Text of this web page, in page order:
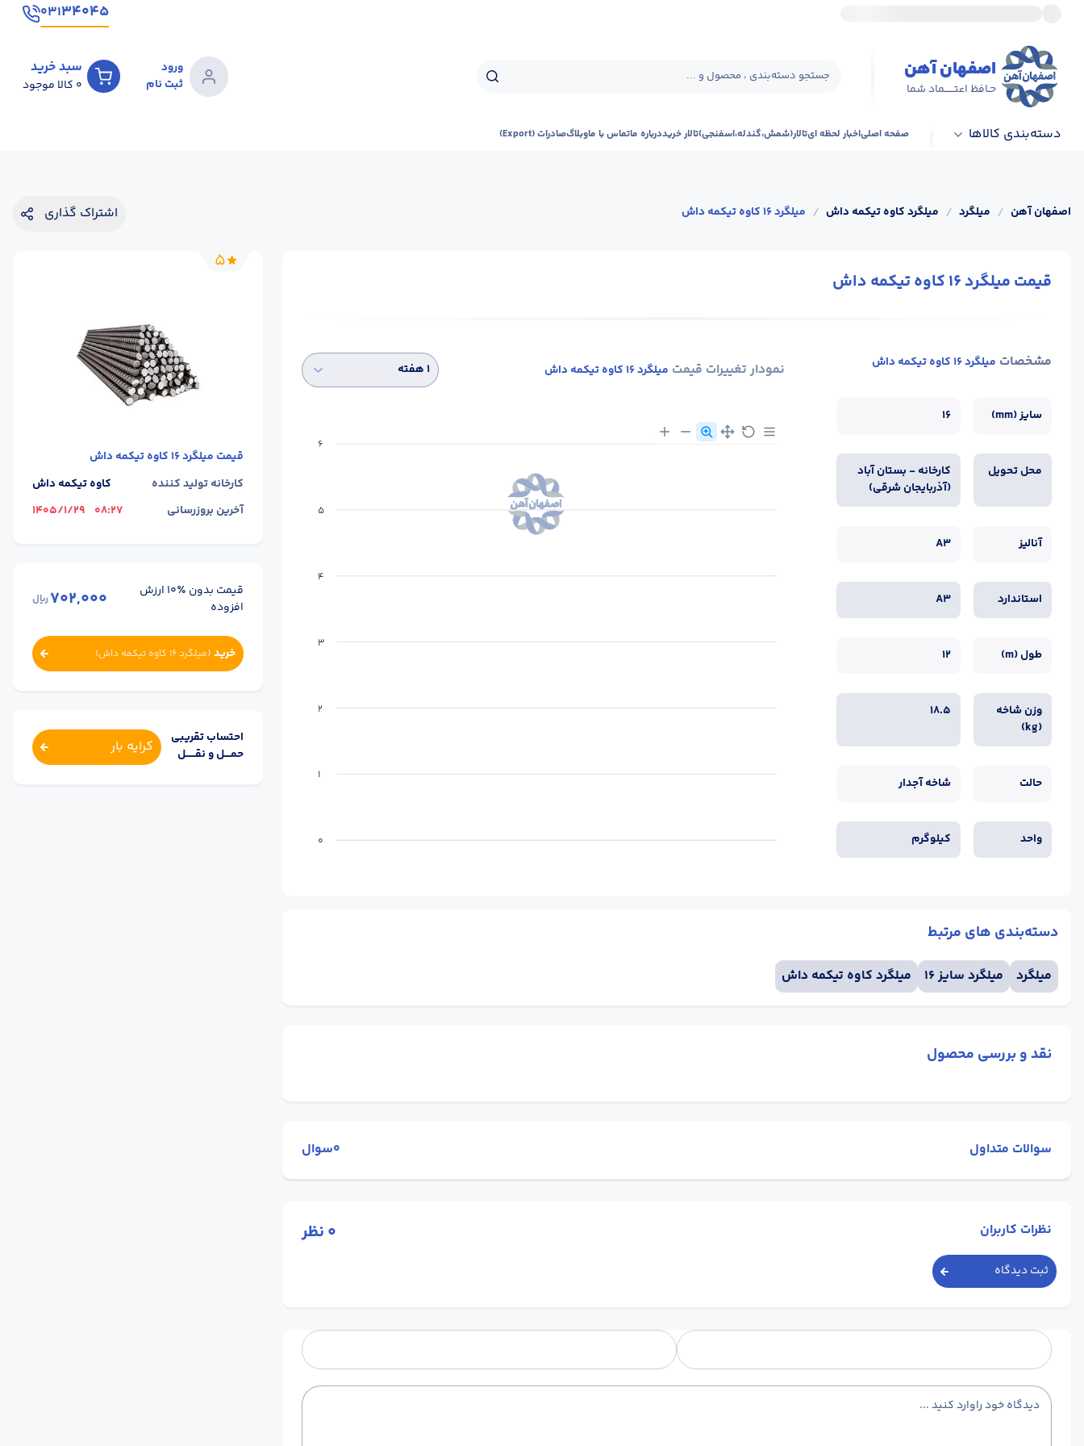
۳۴۰۴۵۰۳۱
اصفهان آهن
حـافظ اعتــــــماد شما
جستجو دسته‌بندی ، محصول و ...
ورود
ثبت نام
سبد خرید
0 کالا موجود
دسته‌بندی کالاها صفحه اصلیاخبار لحظه ایتالار(شمش،گندله،اسفنجی)تالار خریددرباره ماتماس با ماوبلاگصادرات (Export)
اصفهان آهن / میلگرد / میلگرد کاوه تیکمه داش / میلگرد 16 کاوه تیکمه داش اشتراک گذاری
قیمت میلگرد 16 کاوه تیکمه داش
مشخصات میلگرد 16 کاوه تیکمه داش
سایز (mm) 16
محل تحویل
کارخانه - بستان آباد
(آذربایجان شرقی)
آنالیز A3
استاندارد A3
طول (m) 12
وزن شاخه
(kg)
18.5
حالت شاخه آجدار
واحد کیلوگرم
نمودار تغییرات قیمت میلگرد 16 کاوه تیکمه داش ۱ هفته
6
5
4
3
2
1
0
دسته‌بندی های مرتبط
میلگرد میلگرد سایز 16 میلگرد کاوه تیکمه داش
نقد و بررسی محصول
سوالات متداول 0سوال
نظرات کاربران 0نظر
ثبت دیدگاه
5
قیمت میلگرد 16 کاوه تیکمه داش
کارخانه تولید کننده
کاوه تیکمه داش
آخرین بروزرسانی
08:27
1405/1/29
قیمت بدون ٪۱۰ ارزش
افزوده
702,000ریال
خرید (میلگرد 16 کاوه تیکمه داش )
احتساب تقریبی
حمــــل و نقــــــل
کرایه بار